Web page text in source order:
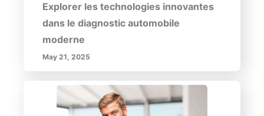
Explorer les technologies innovantes
dans le diagnostic automobile
moderne
May 21, 2025